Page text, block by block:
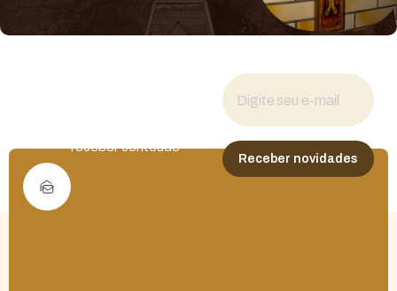
receber conteúdo